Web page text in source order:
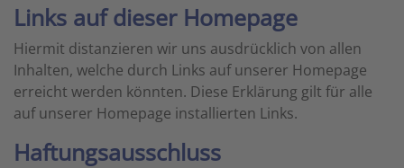
Links auf dieser Homepage
Hiermit distanzieren wir uns ausdrücklich von allen
Inhalten, welche durch Links auf unserer Homepage
erreicht werden könnten. Diese Erklärung gilt für alle
auf unserer Homepage installierten Links.
Haftungsausschluss